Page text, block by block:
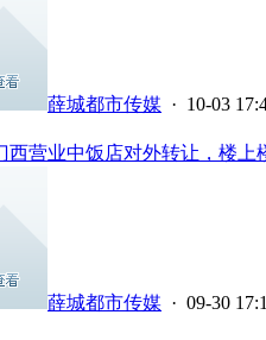
薛城都市传媒 · 10-03
营业中饭店对外转让，楼上
薛城都市传媒 · 09-30